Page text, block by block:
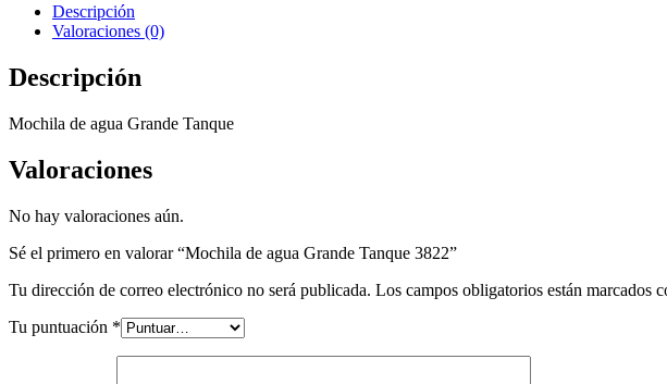
Descripción
Valoraciones (0)
Descripción
Mochila de agua Grande Tanque
Valoraciones
No hay valoraciones aún.
Sé el primero en valorar “Mochila de agua Grande Tanque 3822”
Tu dirección de correo electrónico no será publicada. Los campos obligatorios están marcados
Tu puntuación *